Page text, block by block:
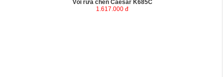
Vòi rửa chén Caesar K685C
1.617.000 đ